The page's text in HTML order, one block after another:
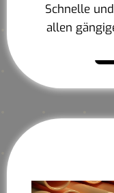
Schnelle
allen